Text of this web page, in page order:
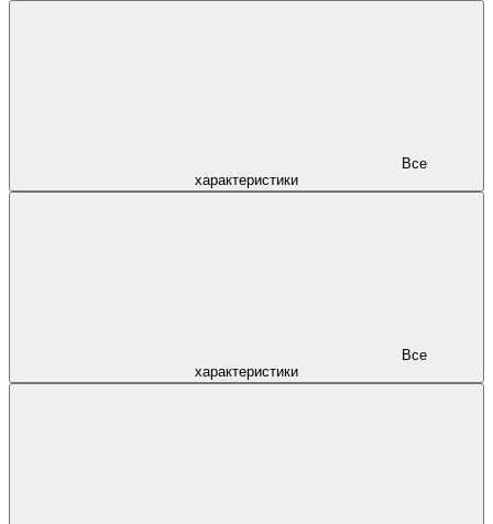
характеристики
характеристики